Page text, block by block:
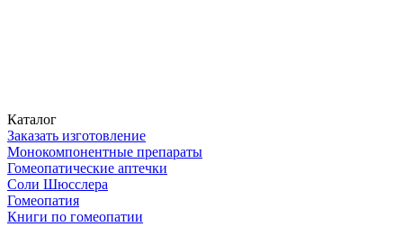
Каталог
Заказать изготовление
Монокомпонентные препараты
Гомеопатические аптечки
Соли Шюсслера
Гомеопатия
Книги по гомеопатии